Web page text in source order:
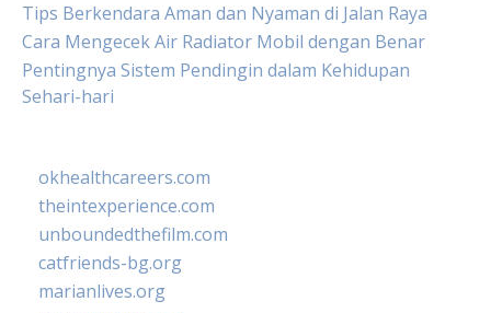
Tips Berkendara Aman dan Nyaman di Jalan Raya
Cara Mengecek Air Radiator Mobil dengan Benar
Pentingnya Sistem Pendingin dalam Kehidupan
Sehari-hari
okhealthcareers.com
theintexperience.com
unboundedthefilm.com
catfriends-bg.org
marianlives.org